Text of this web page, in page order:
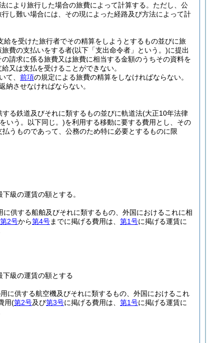
より旅行した場合の旅費によって計算する。 ただし、公
し難い場合には、その現によった経路及び方法によって計
を受けた旅行者でその精算をしようとするもの並びに旅
費の支払いをする者(以下「支出命令者」という。)に提出
請求に係る旅費又は旅費に相当する金額のうちその資料を
又は支払を受けることができない。
て、 前項の規定による旅費の精算をしなければならない。
させなければならない。
る鉄道及びそれに類するもの並びに軌道法(大正10年法律
いう。以下同じ。)を利用する移動に要する費用とし、その
うものであって、公務のため特に必要とするものに限
級の運賃の額とする。
供する船舶及びそれに類するもの、外国におけるこれに相
第2号から第4号までに掲げる費用は、 第1号に掲げる運賃に
級の運賃の額とする
に供する航空機及びそれに類するもの、外国におけるこれ
用(第2号及び第3号に掲げる費用は、 第1号に掲げる運賃に